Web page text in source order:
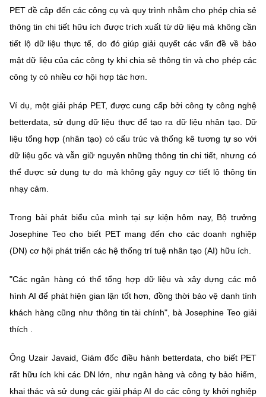
BỘ KHOA HỌC VÀ CÔNG NGHỆ
MINISTRY OF SCIENCE AND TECHNOLOGY
Điều khoản sử dụng Theo dõi MST:
Giám đốc Trung tâm Truyền thông Khoa học và Công nghệ.
Liên hệ
Địa chỉ: Ban Biên tập Cổng TTĐT - 18 Nguyễn Du, TP. Hà Nội
Điện thoại: 024 3936 9506
(Ghi rõ nguồn "https://mst.gov.vn" khi phát hành lại thông tin từ
website này)
PET đề cập đến các công cụ và quy trình nhằm cho phép chia sẻ
thông tin chi tiết hữu ích được trích xuất từ dữ liệu mà không cần
tiết lộ dữ liệu thực tế, do đó giúp giải quyết các vấn đề về bảo
mật dữ liệu của các công ty khi chia sẻ thông tin và cho phép các
công ty có nhiều cơ hội hợp tác hơn.
Ví dụ, một giải pháp PET, được cung cấp bởi công ty công nghệ
betterdata, sử dụng dữ liệu thực để tạo ra dữ liệu nhân tạo. Dữ
liệu tổng hợp (nhân tạo) có cấu trúc và thống kê tương tự so với
dữ liệu gốc và vẫn giữ nguyên những thông tin chi tiết, nhưng có
thể được sử dụng tự do mà không gây nguy cơ tiết lộ thông tin
nhạy cảm.
Trong bài phát biểu của mình tại sự kiện hôm nay, Bộ trưởng
Josephine Teo cho biết PET mang đến cho các doanh nghiệp
(DN) cơ hội phát triển các hệ thống trí tuệ nhân tạo (AI) hữu ích.
"Các ngân hàng có thể tổng hợp dữ liệu và xây dựng các mô
hình AI để phát hiện gian lận tốt hơn, đồng thời bảo vệ danh tính
khách hàng cũng như thông tin tài chính", bà Josephine Teo giải
thích .
Ông Uzair Javaid, Giám đốc điều hành betterdata, cho biết PET
rất hữu ích khi các DN lớn, như ngân hàng và công ty bảo hiểm,
khai thác và sử dụng các giải pháp AI do các công ty khởi nghiệp